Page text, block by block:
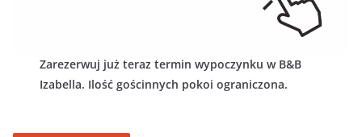
Zarezerwuj już teraz termin wypoczynku w B&B
Izabella. Ilość gościnnych pokoi ograniczona.